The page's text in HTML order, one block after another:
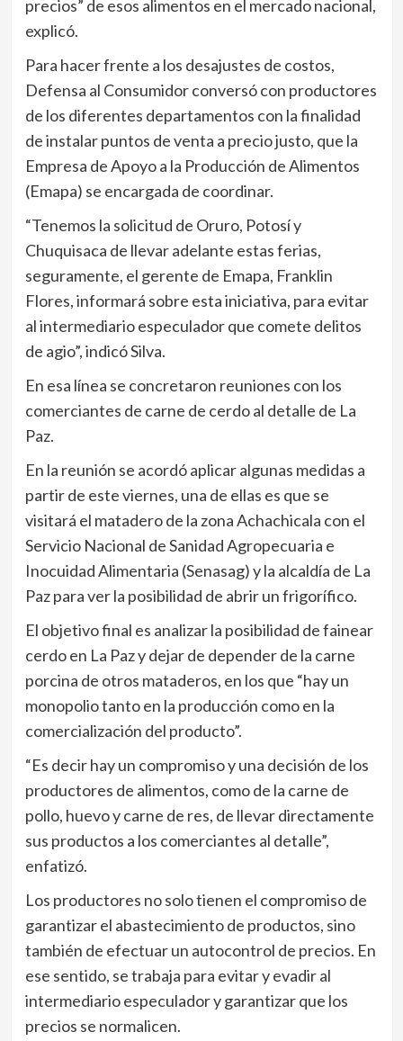
precios” de esos alimentos en el mercado nacional,
explicó.
Para hacer frente a los desajustes de costos,
Defensa al Consumidor conversó con productores
de los diferentes departamentos con la finalidad
de instalar puntos de venta a precio justo, que la
Empresa de Apoyo a la Producción de Alimentos
(Emapa) se encargada de coordinar.
“Tenemos la solicitud de Oruro, Potosí y
Chuquisaca de llevar adelante estas ferias,
seguramente, el gerente de Emapa, Franklin
Flores, informará sobre esta iniciativa, para evitar
al intermediario especulador que comete delitos
de agio”, indicó Silva.
En esa línea se concretaron reuniones con los
comerciantes de carne de cerdo al detalle de La
Paz.
En la reunión se acordó aplicar algunas medidas a
partir de este viernes, una de ellas es que se
visitará el matadero de la zona Achachicala con el
Servicio Nacional de Sanidad Agropecuaria e
Inocuidad Alimentaria (Senasag) y la alcaldía de La
Paz para ver la posibilidad de abrir un frigorífico.
El objetivo final es analizar la posibilidad de fainear
cerdo en La Paz y dejar de depender de la carne
porcina de otros mataderos, en los que “hay un
monopolio tanto en la producción como en la
comercialización del producto”.
“Es decir hay un compromiso y una decisión de los
productores de alimentos, como de la carne de
pollo, huevo y carne de res, de llevar directamente
sus productos a los comerciantes al detalle”,
enfatizó.
Los productores no solo tienen el compromiso de
garantizar el abastecimiento de productos, sino
también de efectuar un autocontrol de precios. En
ese sentido, se trabaja para evitar y evadir al
intermediario especulador y garantizar que los
precios se normalicen.